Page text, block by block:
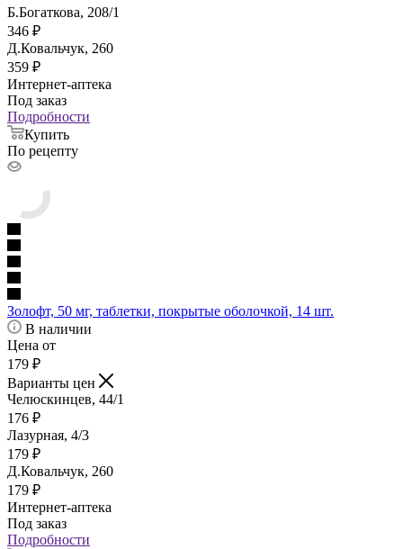
Б.Богаткова, 208/1
346 ₽
Д.Ковальчук, 260
359 ₽
Интернет-аптека
Под заказ
Подробности
Купить
По рецепту
Золофт, 50 мг, таблетки, покрытые оболочкой, 14 шт.
В наличии
Цена от
179 ₽
Варианты цен
Челюскинцев, 44/1
176 ₽
Лазурная, 4/3
179 ₽
Д.Ковальчук, 260
179 ₽
Интернет-аптека
Под заказ
Подробности